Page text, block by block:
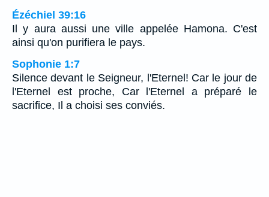
Ézéchiel 39:16
Il y aura aussi une ville appelée Hamona. C'est
ainsi qu'on purifiera le pays.
Sophonie 1:7
Silence devant le Seigneur, l'Eternel! Car le jour de
l'Eternel est proche, Car l'Eternel a préparé le
sacrifice, Il a choisi ses conviés.